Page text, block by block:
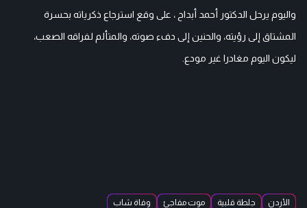
واليوم يرحل الدكتور أحمد أبداح ، على وقع استرجاع ذكرياته بحسرة
المشتاق إلى رؤيته، والحنين إلى دفء صوته، والمتألم لفراقه الصعب،
ليكون اليوم مغادرا غير مودع.
الأردن جلطة قلبية موت مفاجئ وفاة شاب